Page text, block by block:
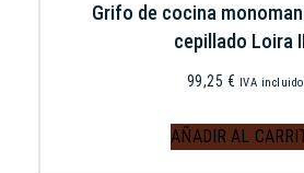
Grifo de cocina
cepillado Loira
99,25 € IVA incluido
AÑADIR AL